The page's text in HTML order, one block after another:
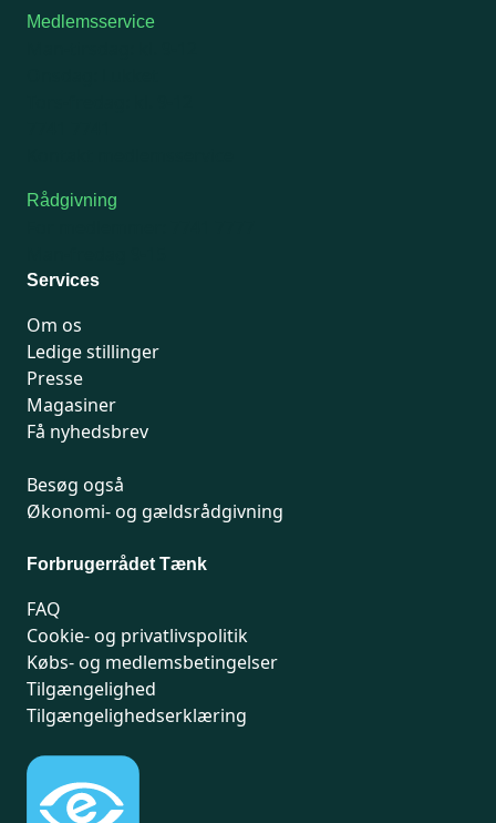
Medlemsservice
Rådgivning
Services
Om os
Ledige stillinger
Presse
Magasiner
Få nyhedsbrev
Besøg også
Økonomi- og gældsrådgivning
Forbrugerrådet Tænk
FAQ
Cookie- og privatlivspolitik
Købs- og medlemsbetingelser
Tilgængelighed
Tilgængelighedserklæring